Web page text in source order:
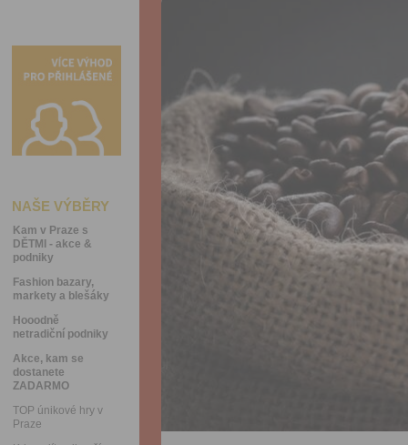
NAŠE VÝBĚRY
Kam v Praze s
DĚTMI - akce &
podniky
Fashion bazary,
markety a blešáky
Hooodně
netradiční podniky
Akce, kam se
dostanete
ZADARMO
TOP únikové hry v
Praze